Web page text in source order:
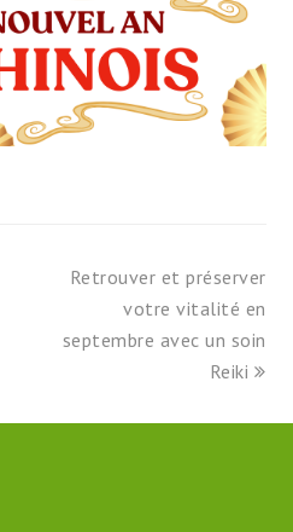
next
Retrouver et préserver
votre vitalité en
septembre avec un soin
Reiki